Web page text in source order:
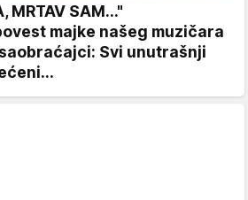
MRTAV SAM..."
majke našeg muzičara
Svi unutrašnji